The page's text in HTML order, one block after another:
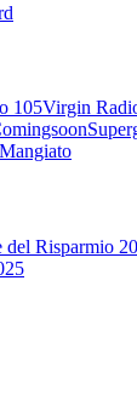
105Virgin
del Risparmio